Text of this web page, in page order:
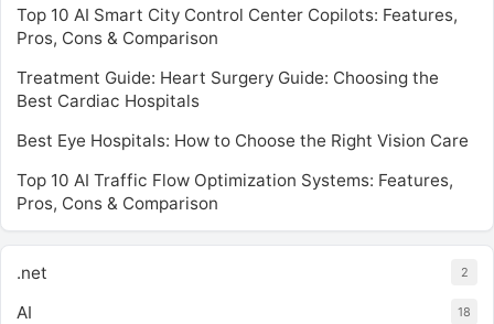
Top 10 AI Smart City Control Center Copilots: Features,
Pros, Cons & Comparison
Treatment Guide: Heart Surgery Guide: Choosing the
Best Cardiac Hospitals
Best Eye Hospitals: How to Choose the Right Vision Care
Top 10 AI Traffic Flow Optimization Systems: Features,
Pros, Cons & Comparison
.net 2
AI 18